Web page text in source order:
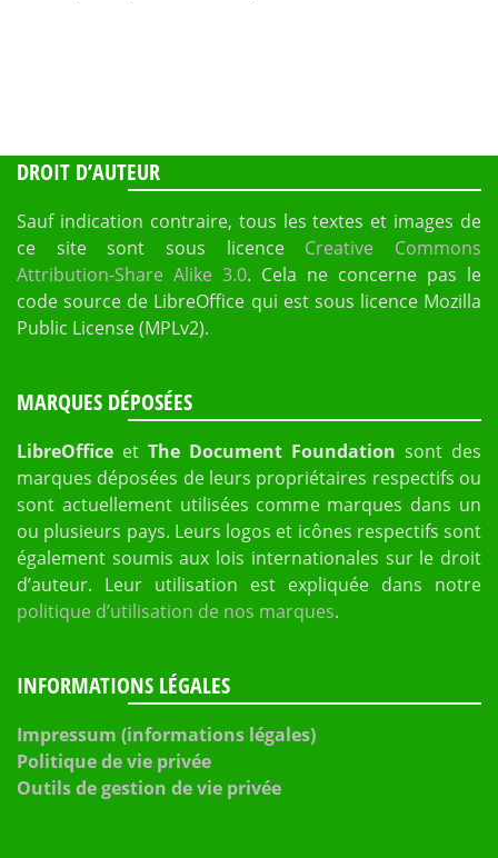
DROIT D’AUTEUR
Sauf indication contraire, tous les textes et images de
ce site sont sous licence Creative Commons
Attribution-Share Alike 3.0. Cela ne concerne pas le
code source de LibreOffice qui est sous licence Mozilla
Public License (MPLv2).
MARQUES DÉPOSÉES
LibreOffice et The Document Foundation sont des
marques déposées de leurs propriétaires respectifs ou
sont actuellement utilisées comme marques dans un
ou plusieurs pays. Leurs logos et icônes respectifs sont
également soumis aux lois internationales sur le droit
d’auteur. Leur utilisation est expliquée dans notre
politique d’utilisation de nos marques.
INFORMATIONS LÉGALES
Impressum (informations légales)
Politique de vie privée
Outils de gestion de vie privée